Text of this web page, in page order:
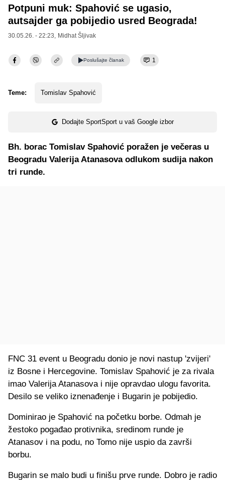
Potpuni muk: Spahović se ugasio,
autsajder ga pobijedio usred Beograda!
30.05.26. - 22:23, Midhat Šljivak
Poslušajte članak 1
Teme: Tomislav Spahović
Dodajte SportSport u vaš Google izbor
Bh. borac Tomislav Spahović poražen je večeras u
Beogradu Valerija Atanasova odlukom sudija nakon
tri runde.
FNC 31 event u Beogradu donio je novi nastup 'zvijeri'
iz Bosne i Hercegovine. Tomislav Spahović je za rivala
imao Valerija Atanasova i nije opravdao ulogu favorita.
Desilo se veliko iznenađenje i Bugarin je pobijedio.
Dominirao je Spahović na početku borbe. Odmah je
žestoko pogađao protivnika, sredinom runde je
Atanasov i na podu, no Tomo nije uspio da završi
borbu.
Bugarin se malo budi u finišu prve runde. Dobro je radio